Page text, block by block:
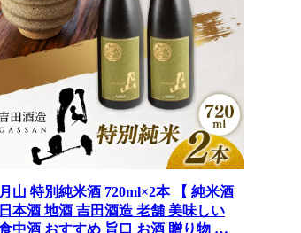
月山 特別純米酒 720ml×2本 【 純米酒
日本酒 地酒 吉田酒造 老舗 美味しい
中酒 おすすめ 旨口 お酒 贈り物 ギ